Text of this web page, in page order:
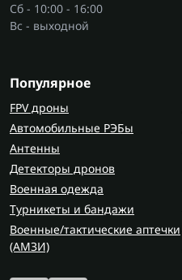
Сб - 10:00 - 16:00
Вс - выходной
Популярное
FPV дроны
Автомобильные РЭБы
Антенны
Детекторы дронов
Военная одежда
Турникеты и бандажи
Военные/тактические аптечки
(AMЗИ)